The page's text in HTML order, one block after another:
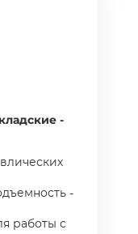
-
-
работы с